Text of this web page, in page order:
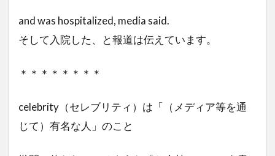
and was hospitalized, media said.
そして入院した、と報道は伝えています。
＊＊＊＊＊＊＊＊
celebrity（セレブリティ）は「（メディア等を通
じて）有名な人」のこと